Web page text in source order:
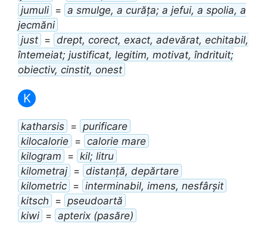
jumuli = a smulge, a curăța; a jefui, a spolia, a
jecmăni
just = drept, corect, exact, adevărat, echitabil,
întemeiat; justificat, legitim, motivat, îndrituit;
obiectiv, cinstit, onest
K
katharsis = purificare
kilocalorie = calorie mare
kilogram = kil; litru
kilometraj = distanță, depărtare
kilometric = interminabil, imens, nesfârșit
kitsch = pseudoartă
kiwi = apterix (pasăre)